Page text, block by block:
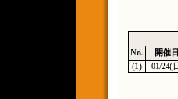
No.
開催日
(1)
01/24(